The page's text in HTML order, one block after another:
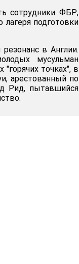
сотрудники ФБР,
подготовки
в Англии.
мусульман
точках", в
арестованный по
Рид, пытавшийся